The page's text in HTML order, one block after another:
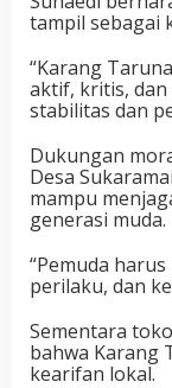
tampil sebagai
“Karang
aktif, kritis,
stabilitas dan
Dukungan
Desa
mampu
generasi muda.
“Pemuda
perilaku, dan
Sementara
bahwa Karang
kearifan lokal.